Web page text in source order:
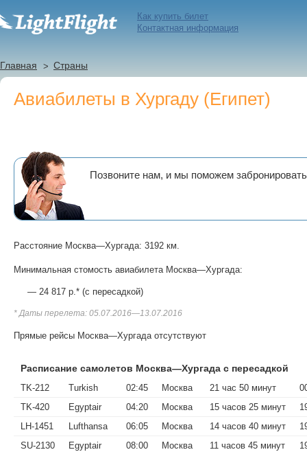
Как купить билет
Контактная информация
Главная Страны
Авиабилеты в Хургаду (Египет)
Позвоните нам, и мы поможем
Расстояние Москва—Хургада: 3192 км.
Минимальная стомость авиабилета Москва—Хургада:
— 24 817 р.* (с пересадкой)
* Даты перелета: 05.07.2016—13.07.2016
Прямые рейсы Москва—Хургада отсутствуют
Расписание самолетов Москва—Хургада с пересадкой
TK-212 Turkish 02:45 Москва 21 час 50 минут
TK-420
Egyptair 04:20 Москва 15 часов 25 минут
LH-1451
Lufthansa 06:05 Москва 14 часов 40 минут
SU-2130
Egyptair 08:00 Москва 11 часов 45 минут